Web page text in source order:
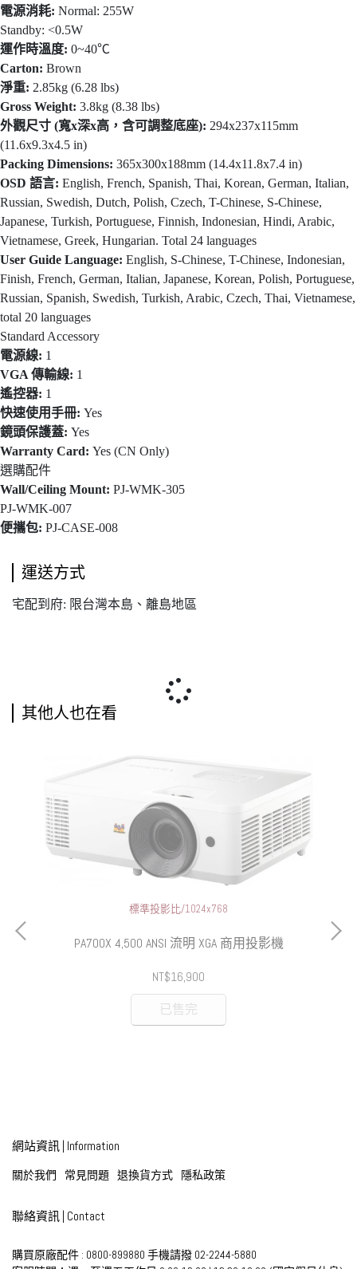
電源消耗: Normal: 255W
Standby: <0.5W
運作時溫度: 0~40℃
Carton: Brown
淨重: 2.85kg (6.28 lbs)
Gross Weight: 3.8kg (8.38 lbs)
外觀尺寸 (寬x深x高，含可調整底座): 294x237x115mm
(11.6x9.3x4.5 in)
Packing Dimensions: 365x300x188mm (14.4x11.8x7.4 in)
OSD 語言: English, French, Spanish, Thai, Korean, German, Italian,
Russian, Swedish, Dutch, Polish, Czech, T-Chinese, S-Chinese,
Japanese, Turkish, Portuguese, Finnish, Indonesian, Hindi, Arabic,
Vietnamese, Greek, Hungarian. Total 24 languages
User Guide Language: English, S-Chinese, T-Chinese, Indonesian,
Finish, French, German, Italian, Japanese, Korean, Polish, Portuguese,
Russian, Spanish, Swedish, Turkish, Arabic, Czech, Thai, Vietnamese,
total 20 languages
Standard Accessory
電源線: 1
VGA 傳輸線: 1
遙控器: 1
快速使用手冊: Yes
鏡頭保護蓋: Yes
Warranty Card: Yes (CN Only)
選購配件
Wall/Ceiling Mount: PJ-WMK-305
PJ-WMK-007
便攜包: PJ-CASE-008
運送方式
宅配到府: 限台灣本島、離島地區
其他人也在看
標準投影比/1024x768
PA700X 4,500 ANSI 流明 XGA 商用投影機
NT$16,900
已售完
網站資訊 | Information
關於我們 常見問題 退換貨方式 隱私政策
聯絡資訊 | Contact
購買原廠配件 : 0800-899880 手機請撥 02-2244-5880